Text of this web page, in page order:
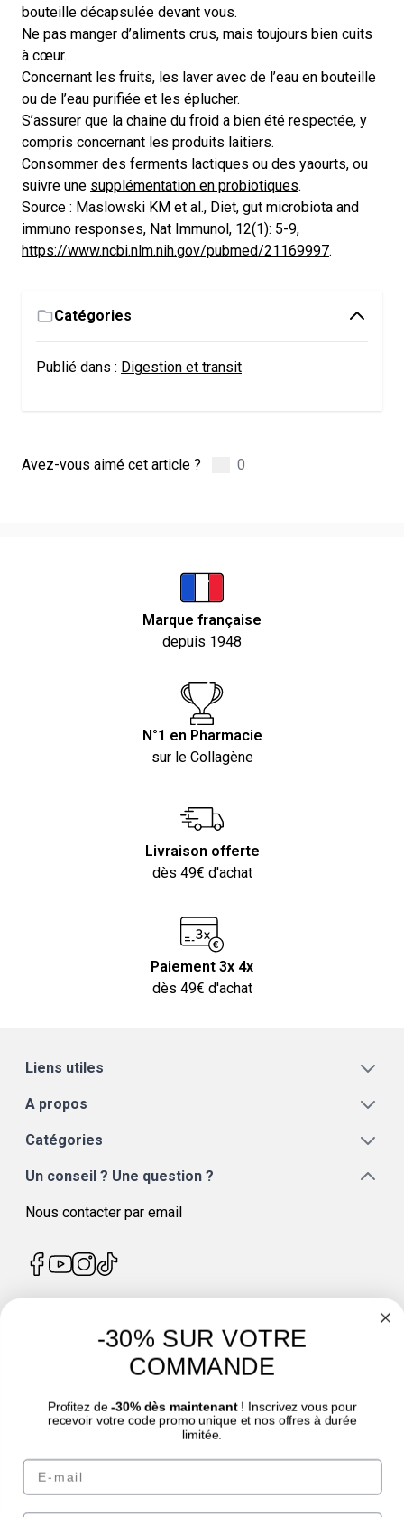
bouteille décapsulée devant vous.
Ne pas manger d’aliments crus, mais toujours bien cuits
à cœur.
Concernant les fruits, les laver avec de l’eau en bouteille
ou de l’eau purifiée et les éplucher.
S’assurer que la chaine du froid a bien été respectée, y
compris concernant les produits laitiers.
Consommer des ferments lactiques ou des yaourts, ou
suivre une supplémentation en probiotiques.
Source : Maslowski KM et al., Diet, gut microbiota and
immuno responses, Nat Immunol, 12(1): 5-9,
https://www.ncbi.nlm.nih.gov/pubmed/21169997.
Catégories
Publié dans : Digestion et transit
Avez-vous aimé cet article ? 0
Marque française
depuis 1948
N°1 en Pharmacie
sur le Collagène
Livraison offerte
dès 49€ d'achat
Paiement 3x 4x
dès 49€ d'achat
Liens utiles
A propos
Catégories
Un conseil ? Une question ?
Nous contacter par email
4.7/5
© Laboratoire des GRANIONS 2026 | Paiement sécurisé | *Norme AFNOR NF EN
eafit.com|punch-power.com
-30% SUR VOTRE
COMMANDE
Profitez de -30% dès maintenant! Inscrivez vous pour
recevoir votre code promo unique et nos offres à durée
limitée.
Email